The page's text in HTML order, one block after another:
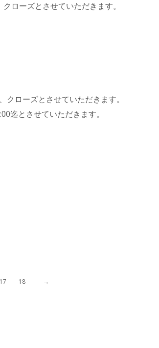
ローズとさせていただきます。
ローズとさせていただきます。
迄とさせていただきます。
17 18 →